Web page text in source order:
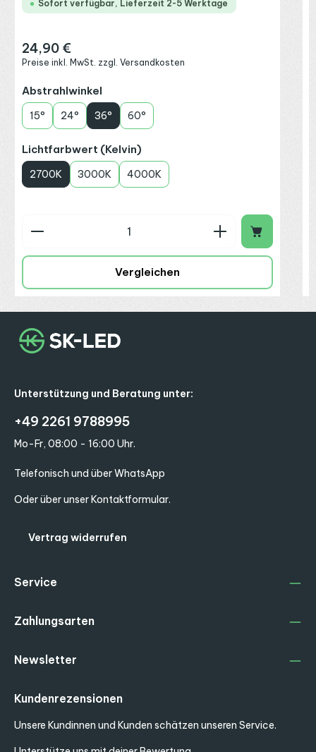
Sofort verfügbar, Lieferzeit 2-5 Werktage
Regulärer Preis:
24,90 €
Preise inkl. MwSt. zzgl. Versandkosten
Abstrahlwinkel
15° 24° 36° 60°
Lichtfarbwert (Kelvin)
2700K 3000K 4000K
Produkt Anzahl: Gib den gewünschten Wert
Vergleichen
Unterstützung und Beratung unter:
+49 2261 9788995
Mo-Fr, 08:00 - 16:00 Uhr.
Telefonisch und über WhatsApp
Oder über unserKontaktformular.
Vertrag widerrufen
Service
Zahlungsarten
Kundenrezensionen
Unsere Kundinnen und Kunden schätzen unseren Service.
Newsletter